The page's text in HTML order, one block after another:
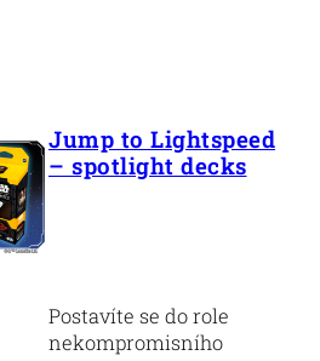
Jump to Lightspeed
– spotlight decks
Postavíte se do role
nekompromisního